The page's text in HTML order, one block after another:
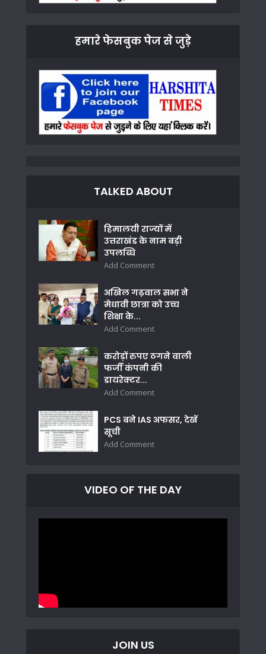
हमारे फेसबुक पेज से जुड़े
TALKED ABOUT
हिमालयी राज्यों में
उत्तराखंड के नाम बड़ी
उपलब्धि
Add Comment
अखिल गढ़वाल सभा ने
मेधावी छात्रा को उच्च
शिक्षा के...
Add Comment
करोड़ों रुपए ठगने वाली
फर्जी कंपनी की
डायरेक्टर...
Add Comment
PCS बने IAS अफसर, देखें
सूची
Add Comment
VIDEO OF THE DAY
JOIN US